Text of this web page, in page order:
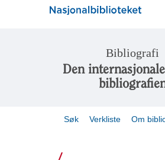
Bibliografi
Den
Søk Verkliste Om